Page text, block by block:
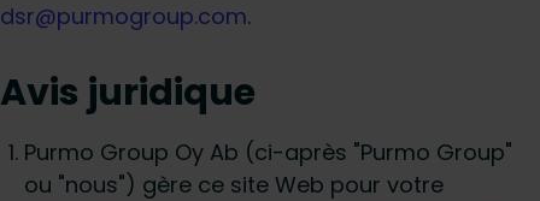
dsr@purmogroup.com.
Avis juridique
Purmo Group Oy Ab (ci-après "Purmo Group"
ou "nous") gère ce site Web pour votre